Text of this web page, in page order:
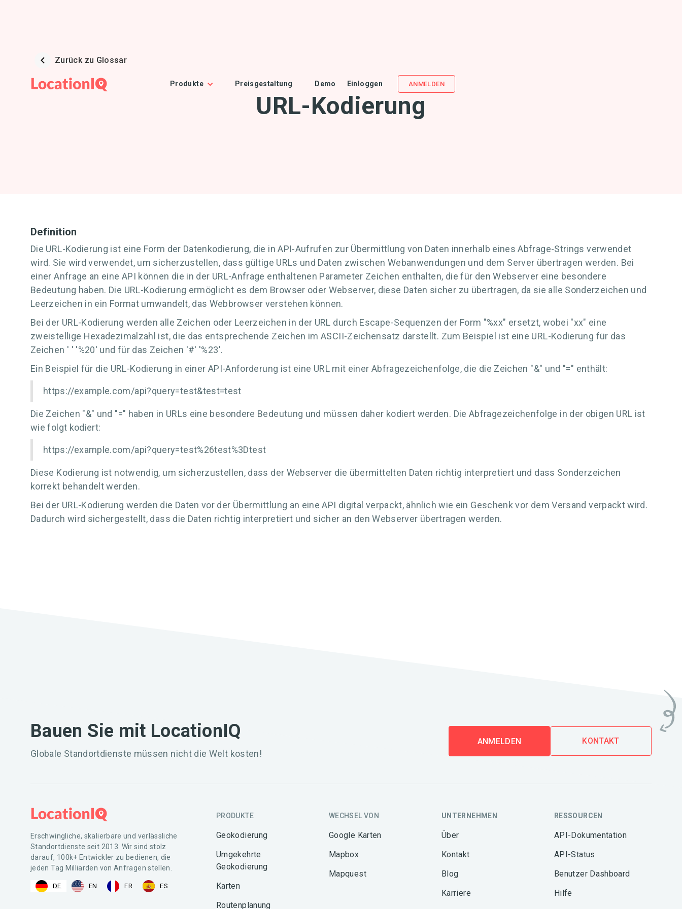
Produkte Preisgestaltung Demo Einloggen ANMELDEN
Zurück zu Glossar
URL-Kodierung
Definition
Die URL-Kodierung ist eine Form der Datenkodierung, die in API-Aufrufen zur Übermittlung von Daten innerhalb eines Abfrage-Strings verwendet
wird. Sie wird verwendet, um sicherzustellen, dass gültige URLs und Daten zwischen Webanwendungen und dem Server übertragen werden. Bei
einer Anfrage an eine API können die in der URL-Anfrage enthaltenen Parameter Zeichen enthalten, die für den Webserver eine besondere
Bedeutung haben. Die URL-Kodierung ermöglicht es dem Browser oder Webserver, diese Daten sicher zu übertragen, da sie alle Sonderzeichen und
Leerzeichen in ein Format umwandelt, das Webbrowser verstehen können.
Bei der URL-Kodierung werden alle Zeichen oder Leerzeichen in der URL durch Escape-Sequenzen der Form "%xx" ersetzt, wobei "xx" eine
zweistellige Hexadezimalzahl ist, die das entsprechende Zeichen im ASCII-Zeichensatz darstellt. Zum Beispiel ist eine URL-Kodierung für das
Zeichen ' ' '%20' und für das Zeichen '#' '%23'.
Ein Beispiel für die URL-Kodierung in einer API-Anforderung ist eine URL mit einer Abfragezeichenfolge, die die Zeichen "&" und "=" enthält:
https://example.com/api?query=test&test=test
Die Zeichen "&" und "=" haben in URLs eine besondere Bedeutung und müssen daher kodiert werden. Die Abfragezeichenfolge in der obigen URL ist
wie folgt kodiert:
https://example.com/api?query=test%26test%3Dtest
Diese Kodierung ist notwendig, um sicherzustellen, dass der Webserver die übermittelten Daten richtig interpretiert und dass Sonderzeichen
korrekt behandelt werden.
Bei der URL-Kodierung werden die Daten vor der Übermittlung an eine API digital verpackt, ähnlich wie ein Geschenk vor dem Versand verpackt wird.
Dadurch wird sichergestellt, dass die Daten richtig interpretiert und sicher an den Webserver übertragen werden.
Bauen Sie mit LocationIQ
Globale Standortdienste müssen nicht die Welt kosten!
ANMELDEN KONTAKT
Erschwingliche, skalierbare und verlässliche
Standortdienste seit 2013. Wir sind stolz
darauf, 100k+ Entwickler zu bedienen, die
jeden Tag Milliarden von Anfragen stellen.
DE EN FR ES
PRODUKTE
Geokodierung
Umgekehrte
Geokodierung
Karten
Routenplanung
WECHSEL VON
Google Karten
Mapbox
Mapquest
UNTERNEHMEN
Über
Kontakt
Blog
Karriere
RESSOURCEN
API-Dokumentation
API-Status
Benutzer Dashboard
Hilfe